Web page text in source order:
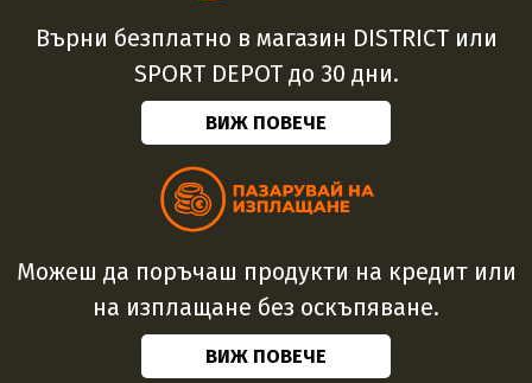
Върни безплатно в магазин DISTRICT или
SPORT DEPOT до 30 дни.
ВИЖ ПОВЕЧЕ
Можеш да поръчаш продукти на кредит или
на изплащане без оскъпяване.
ВИЖ ПОВЕЧЕ